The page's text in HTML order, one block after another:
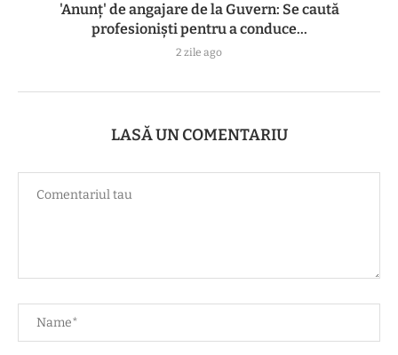
'Anunț' de angajare de la Guvern: Se caută
profesioniști pentru a conduce...
2 zile ago
LASĂ UN COMENTARIU